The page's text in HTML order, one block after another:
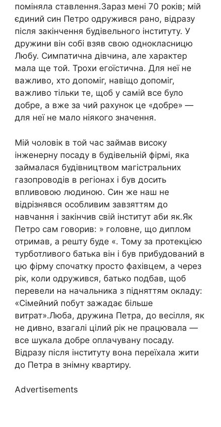
поміняла ставлення.Зараз мені 70 років; мій
єдиний син Петро одружився рано, відразу
після закінчення будівельного інституту. У
дружини він собі взяв свою однокласницю
Любу. Симпатична дівчина, але характер
мала ще той. Трохи егоїстична. Для неї не
важливо, хто допоміг, навіщо допоміг,
важливо тільки те, щоб у самій все було
добре, а вже за чий рахунок це «добре» —
для неї не мало ніякого значення.
Мій чоловік в той час займав високу
інженерну посаду в будівельній фірмі, яка
займалася будівництвом магістральних
газопроводів в регіонах і був досить
впливовою людиною. Син же наш не
відрізнявся особливим завзяттям до
навчання і закінчив свій інститут аби як.Як
Петро сам говорив: » головне, що диплом
отримав, а решту буде «. Тому за протекцією
турботливого батька він і був прибудований в
цю фірму спочатку просто фахівцем, а через
рік, коли одружився, батько подбав, щоб
перевели на начальника з підняттям окладу:
«Сімейний побут зажадає більше
витрат».Люба, дружина Петра, до весілля, як
не дивно, взагалі цілий рік не працювала —
все шукала добре оплачувану посаду.
Відразу після інституту вона переїхала жити
до Петра в знімну квартиру.
Advertisements